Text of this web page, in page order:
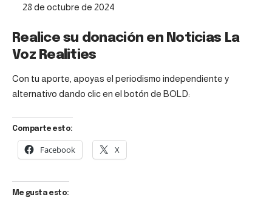
Fecha
28 de octubre de 2024
Realice su donación en Noticias La
Voz Realities
Con tu aporte, apoyas el periodismo independiente y
alternativo dando clic en el botón de BOLD:
Comparte esto:
Facebook X
Me gusta esto: